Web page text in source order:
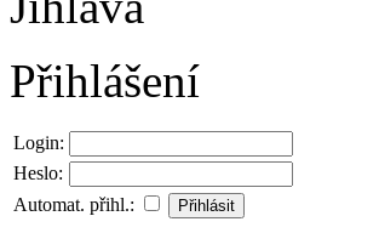
Přihlášení
Login:
Heslo:
Automat. přihl.: